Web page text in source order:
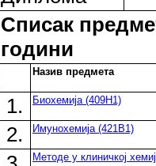
Списак
години
Назив предмета
1. Биохемија (409H1)
2. Имунохемија (421B1)
Методе у клиничкој